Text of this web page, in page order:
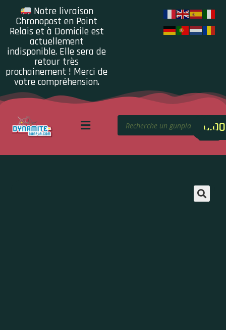
Notre livraison
Chronopost en Point
Relais et à Domicile est
actuellement
indisponible. Elle sera de
retour très
prochainement ! Merci de
votre compréhension.
0.00